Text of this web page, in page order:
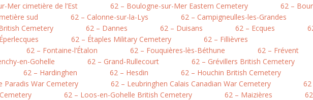
Mer cimetière de l’Est 62 – Boulogne-sur-Mer Eastern Cemetery
62 –
sud 62 – Calonne-sur-la-Lys 62 – Campigneulles-les-Grandes
Cemetery 62 – Dannes 62 – Duisans 62 – Ecques
62 – Étaples Military Cemetery
62 – Fillièvres
62 – Fontaine-l’Étalon 62 – Fouquières-lès-Béthune 62 – Frévent
en-Gohelle 62 – Grand-Rullecourt 62 – Grévillers British Cemetery
62 – Hardinghen 62 – Hesdin 62 – Houchin British Cemetery
Paradis War Cemetery 62 – Leubringhen Calais Canadian War Cemetery
62 – Loos-en-Gohelle British Cemetery 62 – Maizières